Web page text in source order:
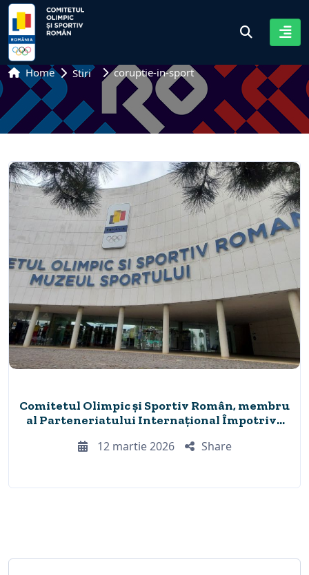
Home Stiri coruptie-in-sport
Comitetul Olimpic și Sportiv Român, membru
al Parteneriatului Internațional Împotriva
12 martie 2026 Share